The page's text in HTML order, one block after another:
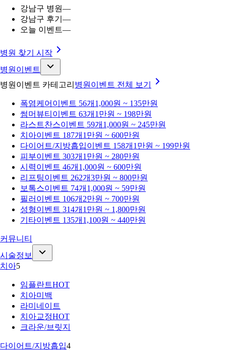
강남구 병원—
강남구 후기 —
오늘 이벤트—
병원 찾기 시작
병원이벤트
병원이벤트 카테고리 병원이벤트 전체 보기
폭염케어 이벤트 56개 1,000원 ~ 135만원
썸머뷰티 이벤트 63개 1만원 ~ 198만원
라스트찬스이벤트 59개 1,000원 ~ 245만원
치아이벤트 187개 1만원 ~ 600만원
다이어트/지방흡입이벤트 158개 1만원 ~ 199만원
피부이벤트 303개 1만원 ~ 280만원
시력이벤트 46개 1,000원 ~ 600만원
리프팅이벤트 262개3만원 ~ 800만원
보톡스이벤트 74개 1,000원 ~ 59만원
필러 이벤트 106개 2만원 ~ 700만원
성형이벤트 314개 1만원 ~ 1,800만원
기타이벤트 135개 1,100원 ~ 440만원
커뮤니티
시술정보
치아5
임플란트HOT
치아미백
라미네이트
치아교정HOT
크라운/브릿지
다이어트/지방흡입4